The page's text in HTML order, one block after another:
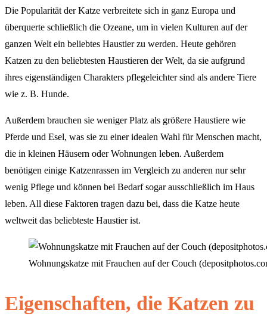
Die Popularität der Katze verbreitete sich in ganz Europa und
überquerte schließlich die Ozeane, um in vielen Kulturen auf der
ganzen Welt ein beliebtes Haustier zu werden. Heute gehören
Katzen zu den beliebtesten Haustieren der Welt, da sie aufgrund
ihres eigenständigen Charakters pflegeleichter sind als andere Tiere
wie z. B. Hunde.
Außerdem brauchen sie weniger Platz als größere Haustiere wie
Pferde und Esel, was sie zu einer idealen Wahl für Menschen macht,
die in kleinen Häusern oder Wohnungen leben. Außerdem
benötigen einige Katzenrassen im Vergleich zu anderen nur sehr
wenig Pflege und können bei Bedarf sogar ausschließlich im Haus
leben. All diese Faktoren tragen dazu bei, dass die Katze heute
weltweit das beliebteste Haustier ist.
Wohnungskatze mit Frauchen auf der Couch
Eigenschaften, die Katzen zu